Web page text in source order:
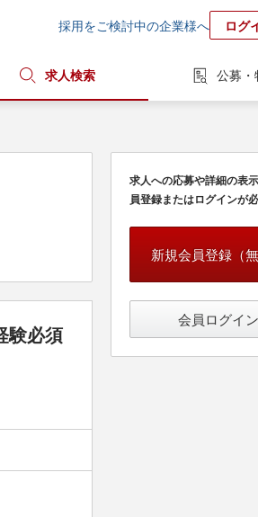
採用をご検討中の企業様へ ログ
求人検索 公募・
験必須
求人への応募や詳細の表
員登録またはログインが
新規会員登録（無
会員ログイン